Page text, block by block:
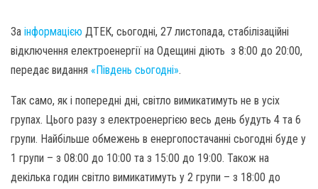
За інформацією ДТЕК, сьогодні, 27 листопада, стабілізаційні
відключення електроенергії на Одещині діють з 8:00 до 20:00,
передає видання «Південь сьогодні».
Так само, як і попередні дні, світло вимикатимуть не в усіх
групах. Цього разу з електроенергією весь день будуть 4 та 6
групи. Найбільше обмежень в енергопостачанні сьогодні буде у
1 групи – з 08:00 до 10:00 та з 15:00 до 19:00. Також на
декілька годин світло вимикатимуть у 2 групи – з 18:00 до